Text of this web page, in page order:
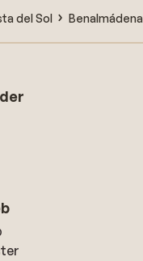
del Sol Benalmádena